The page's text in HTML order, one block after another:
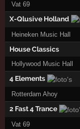
Vat 69
X-Qlusive Holland
Heineken Music Hall
House Classics
Hollywood Music Hall
4 Elements
Rotterdam Ahoy
2 Fast 4 Trance
Vat 69